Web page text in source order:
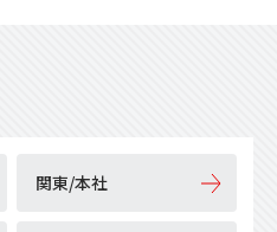
関東/本社